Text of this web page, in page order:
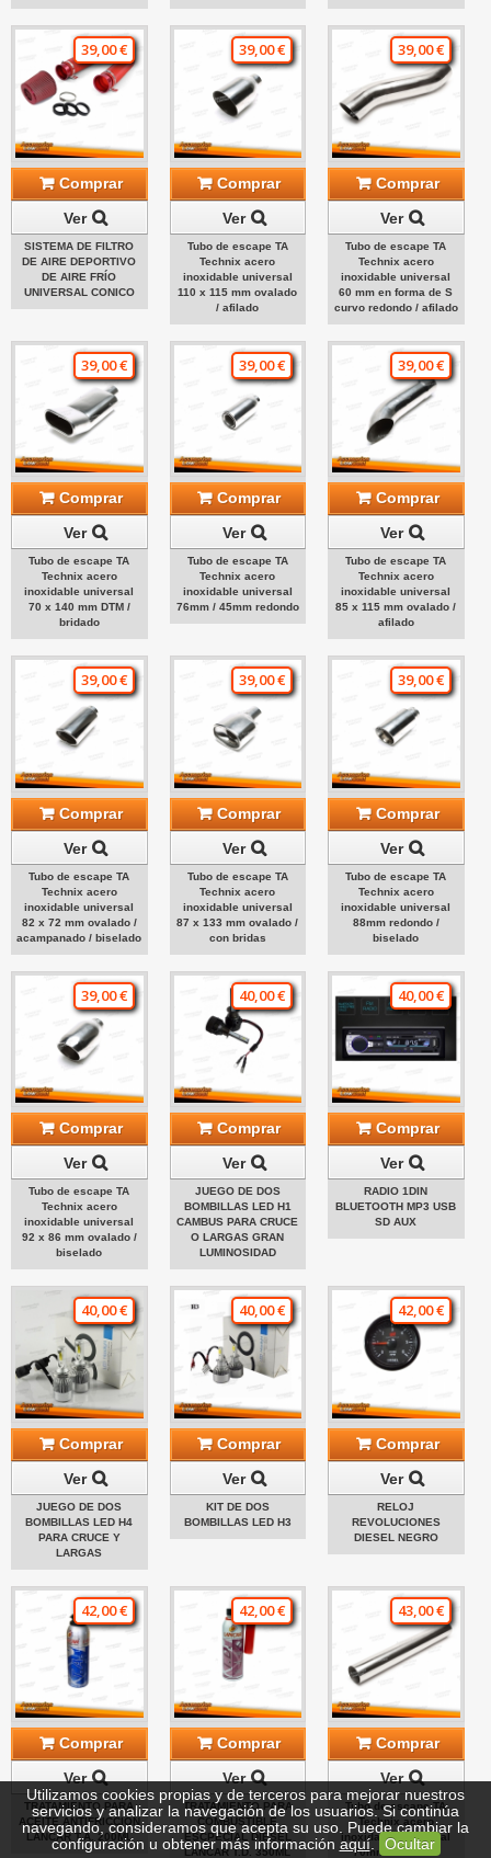
39,00 €
Comprar
Ver
SISTEMA DE FILTRO
DE AIRE DEPORTIVO
DE AIRE FRÍO
UNIVERSAL CONICO
39,00 €
Comprar
Ver
Tubo de escape TA
Technix acero
inoxidable universal
110 x 115 mm ovalado
/ afilado
39,00 €
Comprar
Ver
Tubo de escape TA
Technix acero
inoxidable universal
60 mm en forma de S
curvo redondo / afilado
39,00 €
Comprar
Ver
Tubo de escape TA
Technix acero
inoxidable universal
70 x 140 mm DTM /
bridado
39,00 €
Comprar
Ver
Tubo de escape TA
Technix acero
inoxidable universal
76mm / 45mm redondo
39,00 €
Comprar
Ver
Tubo de escape TA
Technix acero
inoxidable universal
85 x 115 mm ovalado /
afilado
39,00 €
Comprar
Ver
Tubo de escape TA
Technix acero
inoxidable universal
82 x 72 mm ovalado /
acampanado / biselado
39,00 €
Comprar
Ver
Tubo de escape TA
Technix acero
inoxidable universal
87 x 133 mm ovalado /
con bridas
39,00 €
Comprar
Ver
Tubo de escape TA
Technix acero
inoxidable universal
88mm redondo /
biselado
39,00 €
Comprar
Ver
Tubo de escape TA
Technix acero
inoxidable universal
92 x 86 mm ovalado /
biselado
40,00 €
Comprar
Ver
JUEGO DE DOS
BOMBILLAS LED H1
CAMBUS PARA CRUCE
O LARGAS GRAN
LUMINOSIDAD
40,00 €
Comprar
Ver
RADIO 1DIN
BLUETOOTH MP3 USB
SD AUX
40,00 €
Comprar
Ver
JUEGO DE DOS
BOMBILLAS LED H4
PARA CRUCE Y
LARGAS
40,00 €
Comprar
Ver
KIT DE DOS
BOMBILLAS LED H3
42,00 €
Comprar
Ver
RELOJ
REVOLUCIONES
DIESEL NEGRO
42,00 €
Comprar
Ver
TRATAMIENTO PARA
ACEITE ANTIFRICCIÓN
LANCAR T.A. 200ML
42,00 €
Comprar
Ver
TRATAMIENTO PARA
COMBUSTIBLE
ESCPECIAL DIÉSEL
LANCAR T.D. 350ML
43,00 €
Comprar
Ver
Tubo de escape TA
Technix acero
inoxidable universal
70mm redondo /
Utilizamos cookies propias y de terceros para mejorar nuestros
servicios y analizar la navegación de los usuarios. Si continúa
navegando, consideramos que acepta su uso. Puede cambiar la
configuración u obtener más información aquí. Ocultar